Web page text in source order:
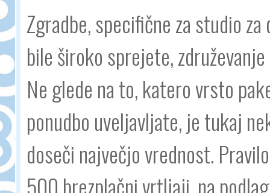
Zgradbe, specifične za studio
bile široko sprejete,
Ne glede na to, katero vrsto
ponudbo uveljavljate, je tukaj
doseči največjo vrednost.
500 brezplačni vrtljaji, na